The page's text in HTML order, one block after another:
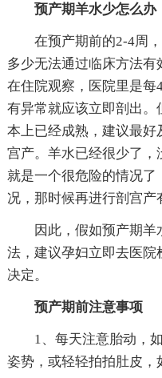
预产期羊水少怎么办
在预产期前的2-4周
多少无法通过临床方法
在住院观察，医院里是每
有异常就应该立即剖出
本上已经成熟，建议最好
宫产。羊水已经很少了
就是一个很危险的情况
况，那时候再进行剖宫产
因此，假如预产期
法，建议孕妇立即去医
决定。
预产期前注意事项
1、每天注意胎动，
姿势，或轻轻拍拍肚皮，